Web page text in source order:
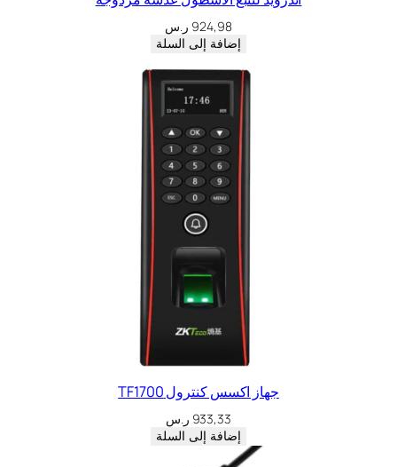
924,98 ر.س
إضافة إلى السلة
جهاز اكسس كنترول TF1700
933,33 ر.س
إضافة إلى السلة